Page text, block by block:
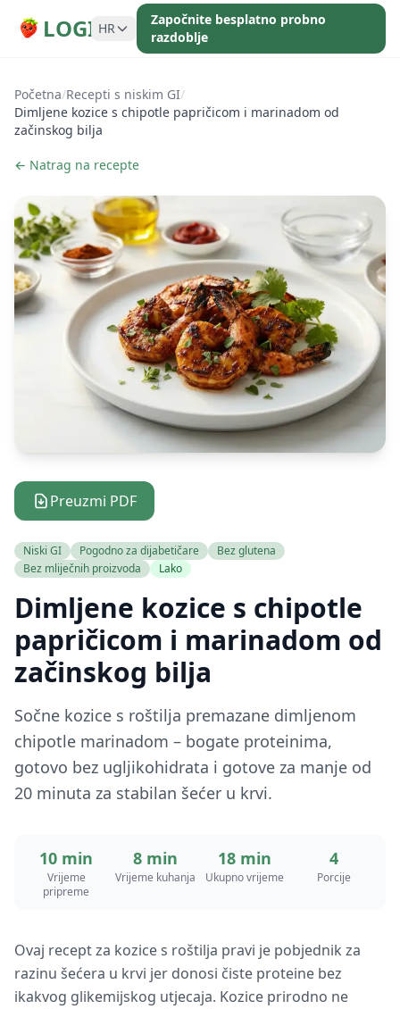
LOGI HR
Započnite besplatno probno
razdoblje
Početna/Recepti s niskim GI/
Dimljene kozice s chipotle papričicom i marinadom od
začinskog bilja
← Natrag na recepte
Preuzmi PDF
Niski GI Pogodno za dijabetičare
Bez glutena
Bez mliječnih proizvoda
Lako
Dimljene kozice s chipotle
papričicom i marinadom od
začinskog bilja
Sočne kozice s roštilja premazane dimljenom
chipotle marinadom – bogate proteinima,
gotovo bez ugljikohidrata i gotove za manje od
20 minuta za stabilan šećer u krvi.
10 min
Vrijeme
pripreme
8 min
Vrijeme kuhanja
18 min
Ukupno vrijeme
4
Porcije
Ovaj recept za kozice s roštilja pravi je pobjednik za
razinu šećera u krvi jer donosi čiste proteine bez
ikakvog glikemijskog utjecaja. Kozice prirodno ne